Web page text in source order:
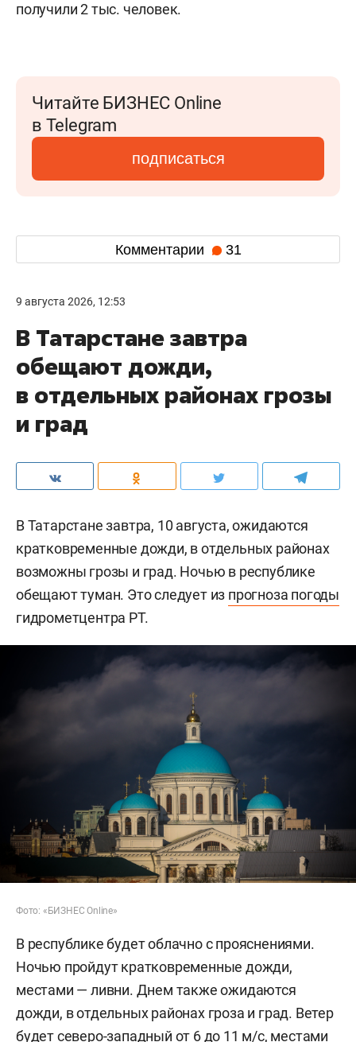
получили 2 тыс. человек.
Читайте БИЗНЕС Online
в Telegram
подписаться
Комментарии 31
9 августа 2026, 12:53
В Татарстане завтра
обещают дожди,
в отдельных районах грозы
и град
В Татарстане завтра, 10 августа, ожидаются
кратковременные дожди, в отдельных районах
возможны грозы и град. Ночью в республике
обещают туман. Это следует из прогноза погоды
гидрометцентра РТ.
Фото: «БИЗНЕС Online»
В республике будет облачно с прояснениями.
Ночью пройдут кратковременные дожди,
местами — ливни. Днем также ожидаются
дожди, в отдельных районах гроза и град. Ветер
будет северо-западный от 6 до 11 м/с, местами